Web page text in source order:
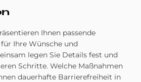
Ihnen passende
Ihre Wünsche und
legen Sie Details fest und
Schritte. Welche Maßnahmen
dauerhafte Barrierefreiheit in